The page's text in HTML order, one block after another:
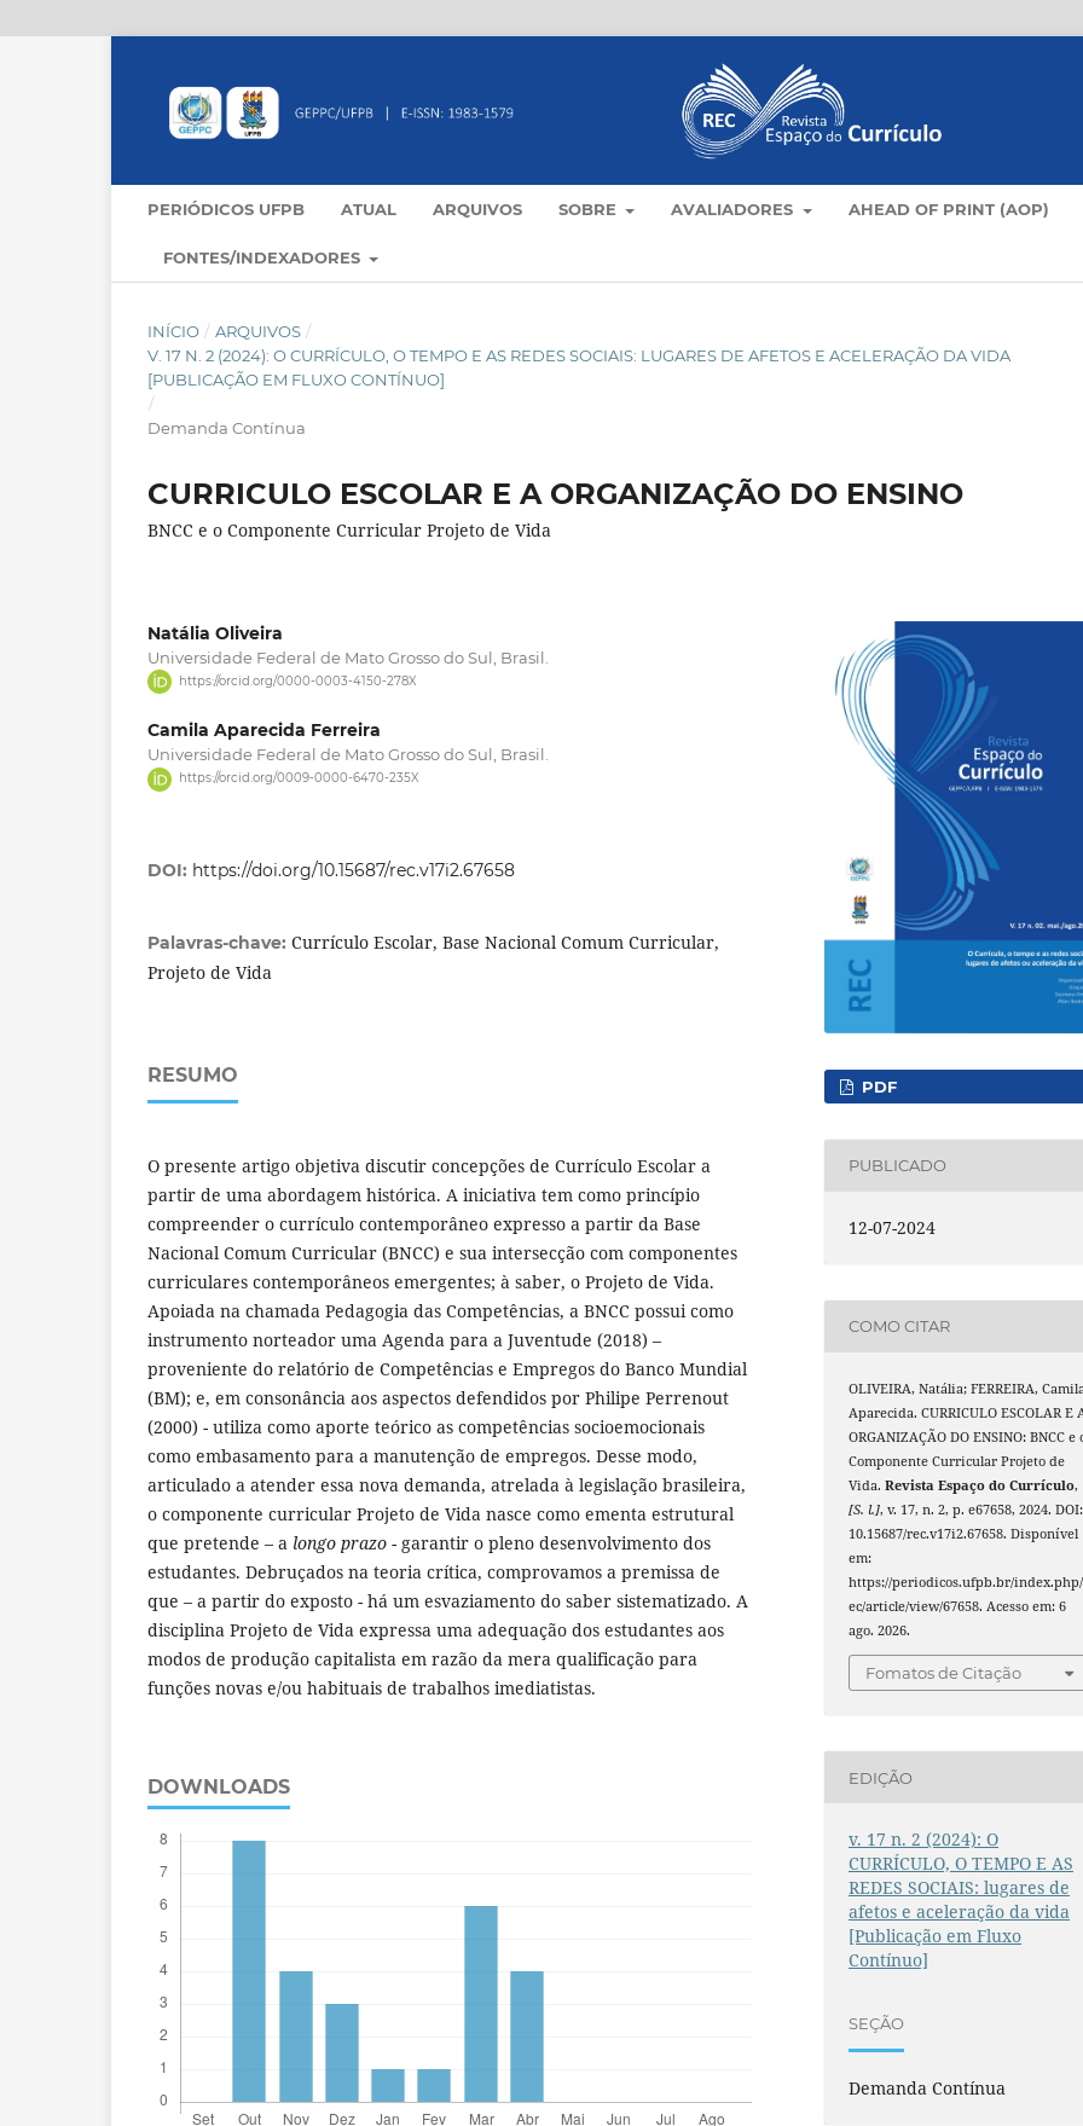
PERIÓDICOS UFPB ATUAL ARQUIVOS SOBRE AVALIADORES AHEAD OF PRINT (AOP)
FONTES/INDEXADORES
INÍCIO / ARQUIVOS /
V. 17 N. 2 (2024): O CURRÍCULO, O TEMPO E AS REDES SOCIAIS: LUGARES DE AFETOS E ACELERAÇÃO DA VIDA
[PUBLICAÇÃO EM FLUXO CONTÍNUO]
/
Demanda Contínua
CURRICULO ESCOLAR E A ORGANIZAÇÃO DO ENSINO
BNCC e o Componente Curricular Projeto de Vida
Natália Oliveira
Universidade Federal de Mato Grosso do Sul, Brasil.
https://orcid.org/0000-0003-4150-278X
Camila Aparecida Ferreira
Universidade Federal de Mato Grosso do Sul, Brasil.
https://orcid.org/0009-0000-6470-235X
DOI: https://doi.org/10.15687/rec.v17i2.67658
Palavras-chave: Currículo Escolar, Base Nacional Comum Curricular,
Projeto de Vida
RESUMO
O presente artigo objetiva discutir concepções de Currículo Escolar a
partir de uma abordagem histórica. A iniciativa tem como princípio
compreender o currículo contemporâneo expresso a partir da Base
Nacional Comum Curricular (BNCC) e sua intersecção com componentes
curriculares contemporâneos emergentes; à saber, o Projeto de Vida.
Apoiada na chamada Pedagogia das Competências, a BNCC possui como
instrumento norteador uma Agenda para a Juventude (2018) –
proveniente do relatório de Competências e Empregos do Banco Mundial
(BM); e, em consonância aos aspectos defendidos por Philipe Perrenout
(2000) - utiliza como aporte teórico as competências socioemocionais
como embasamento para a manutenção de empregos. Desse modo,
articulado a atender essa nova demanda, atrelada à legislação brasileira,
o componente curricular Projeto de Vida nasce como ementa estrutural
que pretende – a longo prazo - garantir o pleno desenvolvimento dos
estudantes. Debruçados na teoria crítica, comprovamos a premissa de
que – a partir do exposto - há um esvaziamento do saber sistematizado. A
disciplina Projeto de Vida expressa uma adequação dos estudantes aos
modos de produção capitalista em razão da mera qualificação para
funções novas e/ou habituais de trabalhos imediatistas.
DOWNLOADS
PDF
PUBLICADO
12-07-2024
COMO CITAR
OLIVEIRA, Natália; FERREIRA,
Aparecida. CURRICULO ESCOLAR E
ORGANIZAÇÃO DO ENSINO: BNCC e
Componente Curricular Projeto de
Vida.Revista Espaço do Currículo,
[S. l.], v. 17, n. 2, p. e67658, 2024. DOI:
10.15687/rec.v17i2.67658. Disponível
em:
https://periodicos.ufpb.br/
ec/article/view/67658. Acesso em: 6
ago. 2026.
Fomatos de Citação
EDIÇÃO
v. 17 n. 2 (2024): O
CURRÍCULO, O TEMPO E AS
REDES SOCIAIS: lugares de
afetos e aceleração da vida
[Publicação em Fluxo
Contínuo]
SEÇÃO
Demanda Contínua